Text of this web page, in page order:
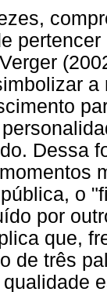
Dessa
o
por
que,
de três